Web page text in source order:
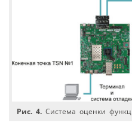
Рис. 4. Система оценки